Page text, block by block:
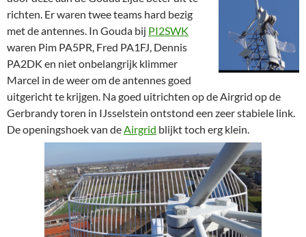
richten. Er waren twee teams hard bezig
met de antennes. In Gouda bij PI2SWK
waren Pim PA5PR, Fred PA1FJ, Dennis
PA2DK en niet onbelangrijk klimmer
Marcel in de weer om de antennes goed
uitgericht te krijgen. Na goed uitrichten op de Airgrid op de
Gerbrandy toren in IJsselstein ontstond een zeer stabiele link.
De openingshoek van deAirgrid blijkt toch erg klein.